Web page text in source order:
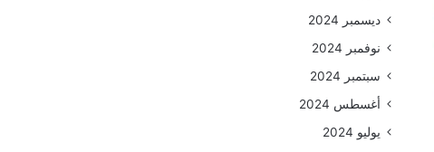
ديسمبر 2024
نوفمبر 2024
سبتمبر 2024
أغسطس 2024
يوليو 2024